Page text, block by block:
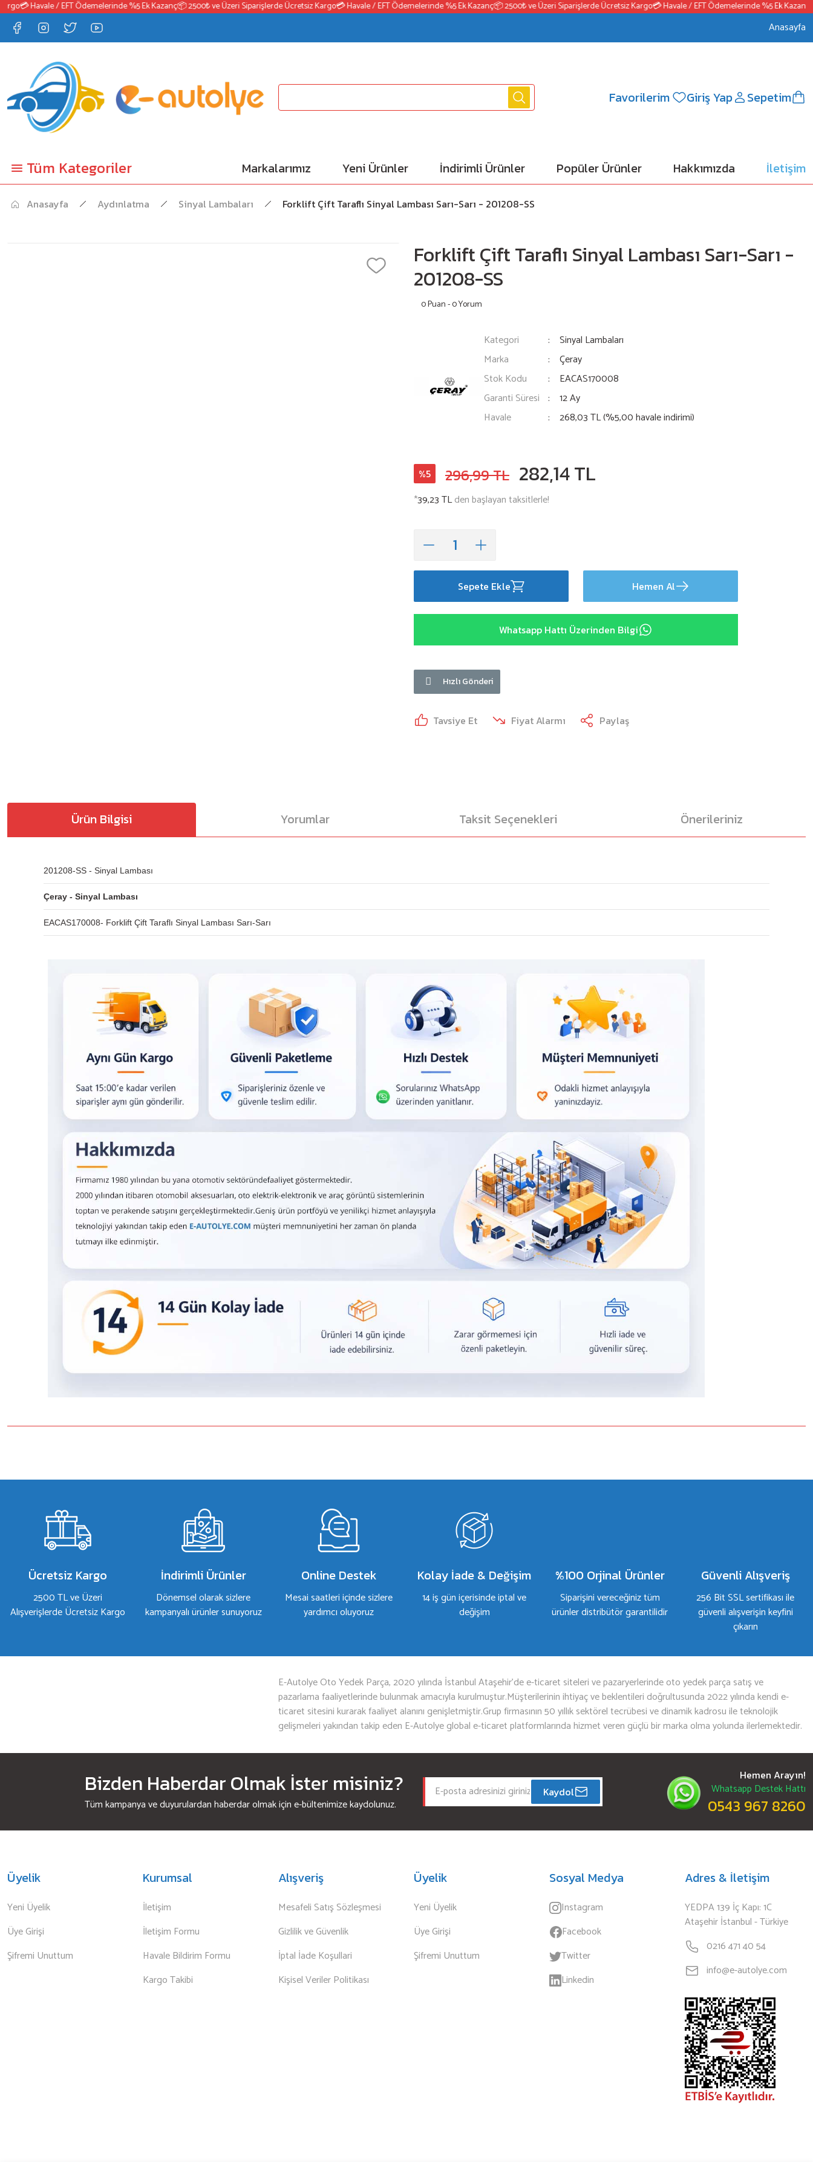
💳 Havale / EFT Ödemelerinde %5 Ek Kazanç📦 2500₺ ve Üzeri Siparişlerde Ücretsiz Kargo💳 Havale / EFT Ödemelerinde %5 Ek Kazanç📦 2500₺ ve Üzeri Siparişlerde Ücretsiz Kargo💳 Havale / EFT Ödemelerinde %5 Ek Kazanç
Anasayfa
Favorilerim Giriş Yap Sepetim
Tüm Kategoriler Markalarımız Yeni Ürünler İndirimli Ürünler Popüler Ürünler Hakkımızda İletişim
Anasayfa Aydınlatma Sinyal Lambaları Forklift Çift Taraflı Sinyal Lambası Sarı-Sarı - 201208-SS
Forklift Çift Taraflı Sinyal Lambası Sarı-Sarı -
201208-SS
0 Puan - 0 Yorum
Kategori
Sinyal Lambaları
Marka
Çeray
Stok Kodu
EACAS170008
Garanti Süresi
12 Ay
Havale
268,03 TL (%5,00 havale indirimi)
%5 296,99 TL 282,14 TL
*39,23 TLden başlayan taksitlerle!
Sepete Ekle Hemen Al
Whatsapp Hattı Üzerinden Bilgi
Hızlı Gönderi
Tavsiye Et Fiyat Alarmı Paylaş
Ürün Bilgisi Yorumlar Taksit Seçenekleri Önerileriniz
201208-SS - Sinyal Lambası
Çeray - Sinyal Lambası
EACAS170008- Forklift Çift Taraflı Sinyal Lambası Sarı-Sarı
Bu ürüne ilk yorumu siz yapın!
Ürün açıklamasında eksik bilgiler bulunuyor.
Ürün bilgilerinde hatalar bulunuyor.
Ürün fiyatı diğer sitelerden daha pahalı.
Bu ürüne benzer farklı alternatifler olmalı.
Ücretsiz Kargo
2500 TL ve Üzeri
Alışverişlerde Ücretsiz Kargo
İndirimli Ürünler
Dönemsel olarak sizlere
kampanyalı ürünler sunuyoruz
Online Destek
Mesai saatleri içinde sizlere
yardımcı oluyoruz
Kolay İade & Değişim
14 iş gün içerisinde iptal ve
değişim
%100 Orjinal Ürünler
Siparişini vereceğiniz tüm
ürünler distribütör garantilidir
Güvenli Alışveriş
256 Bit SSL sertifikası ile
güvenli alışverişin keyfini
çıkarın
E-Autolye Oto Yedek Parça, 2020 yılında İstanbul Ataşehir’de e-ticaret siteleri ve pazaryerlerinde oto yedek parça satış ve
pazarlama faaliyetlerinde bulunmak amacıyla kurulmuştur.Müşterilerinin ihtiyaç ve beklentileri doğrultusunda 2022 yılında kendi e-
ticaret sitesini kurarak faaliyet alanını genişletmiştir.Grup firmasının 50 yıllık sektörel tecrübesi ve dinamik kadrosu ile teknolojik
gelişmeleri yakından takip eden E-Autolye global e-ticaret platformlarında hizmet veren güçlü bir marka olma yolunda ilerlemektedir.
Bizden Haberdar Olmak İster misiniz?
Tüm kampanya ve duyurulardan haberdar olmak için e-bültenimize kaydolunuz.
Kaydol
Hemen Arayın!
Whatsapp Destek Hattı
0543 967 8260
Üyelik
Yeni Üyelik
Üye Girişi
Şifremi Unuttum
Kurumsal
İletişim
İletişim Formu
Havale Bildirim Formu
Kargo Takibi
Alışveriş
Mesafeli Satış Sözleşmesi
Gizlilik ve Güvenlik
İptal İade Koşullari
Kişisel Veriler Politikası
Üyelik
Yeni Üyelik
Üye Girişi
Şifremi Unuttum
Sosyal Medya
Instagram
Facebook
Twitter
Linkedin
Adres & İletişim
YEDPA 139 İç Kapı: 1C
Ataşehir İstanbul - Türkiye
0216 471 40 54
info@e-autolye.com